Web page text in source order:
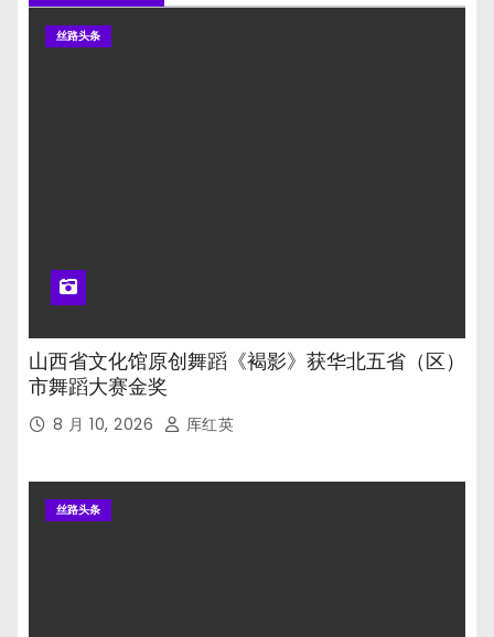
丝路头条
山西省文化馆原创舞蹈《褐影》获华北五省（区）
市舞蹈大赛金奖
8 月 10, 2026 厍红英
丝路头条